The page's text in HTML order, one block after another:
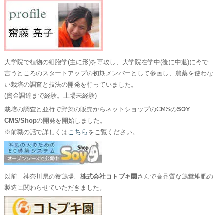
大学院で植物の細胞学(主に形)を専攻し、大学院在学中(後に中退)に今で
言うところのスタートアップの初期メンバーとして参画し、農薬を使わな
い栽培の調査と技法の開発を行っていました。
(資金調達まで経験。上場未経験)
栽培の調査と並行で野菜の販売からネットショップのCMSのSOY
CMS/Shopの開発を開始しました。
※前職の話で詳しくはこちら をご覧ください。
以前、神奈川県の養鶏場、 株式会社コトブキ園 さんで高品質な鶏糞堆肥の
製造に関わらせていただきました。